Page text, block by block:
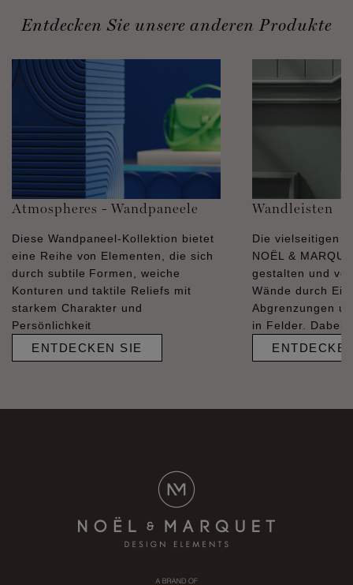
Entdecken Sie unsere anderen Produkte
Atmospheres - Wandpaneele
Diese Wandpaneel-Kollektion bietet
eine Reihe von Elementen, die sich
durch subtile Formen, weiche
Konturen und taktile Reliefs mit
starkem Charakter und
Persönlichkeit
ENTDECKEN SIE
Wandleisten
Die vielseitigen
NOËL &
gestalten und
Wände durch
Abgrenzungen
in Felder. Dabei